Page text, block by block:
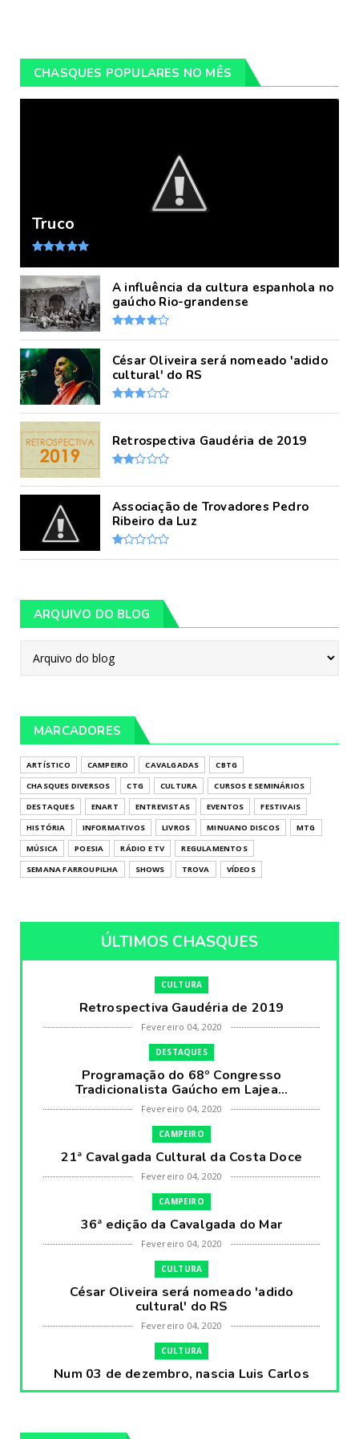
CHASQUES POPULARES NO MÊS
Truco
A influência da cultura espanhola no
gaúcho Rio-grandense
César Oliveira será nomeado 'adido
cultural' do RS
Retrospectiva Gaudéria de 2019
Associação de Trovadores Pedro
Ribeiro da Luz
ARQUIVO DO BLOG
MARCADORES
ARTÍSTICO CAMPEIRO CAVALGADAS
CBTG
CHASQUES DIVERSOS
CTG CULTURA
CURSOS E SEMINÁRIOS
DESTAQUES
ENART ENTREVISTAS EVENTOS
FESTIVAIS
HISTÓRIA
INFORMATIVOS LIVROS MINUANO DISCOS
MTG
MÚSICA
POESIA RÁDIO E TV
REGULAMENTOS
SEMANA FARROUPILHA
SHOWS TROVA VÍDEOS
ÚLTIMOS CHASQUES
CULTURA
Retrospectiva Gaudéria de 2019
Fevereiro 04, 2020
DESTAQUES
Programação do 68º Congresso
Tradicionalista Gaúcho em Lajea...
Fevereiro 04, 2020
CAMPEIRO
21ª Cavalgada Cultural da Costa Doce
Fevereiro 04, 2020
CAMPEIRO
36ª edição da Cavalgada do Mar
Fevereiro 04, 2020
CULTURA
César Oliveira será nomeado 'adido
cultural' do RS
Fevereiro 04, 2020
CULTURA
Num 03 de dezembro, nascia Luis Carlos
Prestes, o Cavaleiro ...